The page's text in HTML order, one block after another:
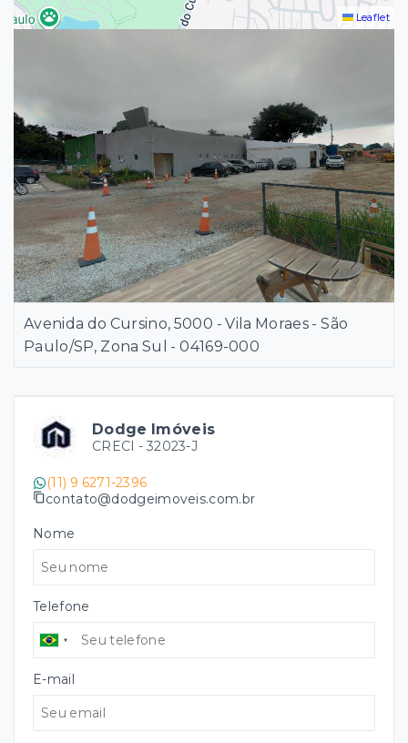
Dodge Imóveis
CRECI - 32023-J
(11) 9 6271-2396
contato@dodgeimoveis.com.br
Nome
Telefone
E-mail
Leaflet
Avenida do Cursino, 5000 - Vila Moraes - São
Paulo/SP, Zona Sul
- 04169-000